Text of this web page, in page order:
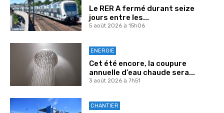
Le RER A fermé durant seize
jours entre les...
5 août 2026 à 15h06
ENERGIE
Cet été encore, la coupure
annuelle d’eau chaude sera...
3 août 2026 à 7h51
CHANTIER